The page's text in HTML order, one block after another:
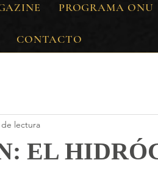
PROGRAMA ONU
CONTACTO
EL
de lectura